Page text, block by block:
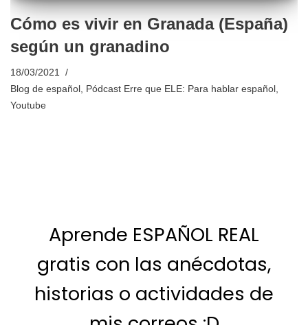
Cómo es vivir en Granada (España)
según un granadino
18/03/2021
Blog de español , Pódcast Erre que ELE: Para hablar español ,
Youtube
Aprende ESPAÑOL REAL
gratis con las anécdotas,
historias o actividades de